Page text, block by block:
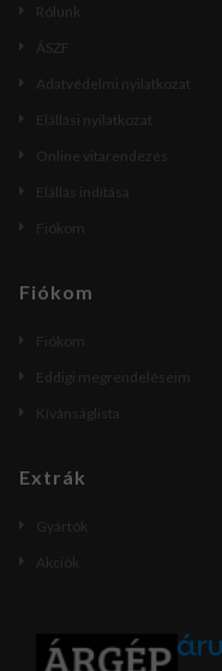
Rólunk
ÁSZF
Adatvédelmi nyilatkozat
Elállási nyilatkozat
Online vitarendezés
Elállás indítása
Fiókom
Fiókom
Fiókom
Eddigi megrendeléseim
Kívánságlista
Extrák
Gyártók
Akciók